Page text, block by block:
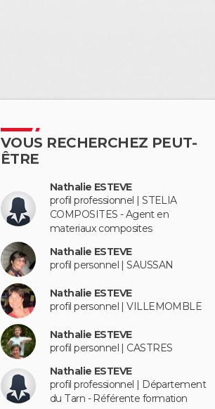
VOUS RECHERCHEZ PEUT-
ÊTRE
Nathalie ESTEVE
profil professionnel | STELIA
COMPOSITES - Agent en
materiaux composites
Nathalie ESTEVE
profil personnel | SAUSSAN
Nathalie ESTEVE
profil personnel | VILLEMOMBLE
Nathalie ESTEVE
profil personnel | CASTRES
Nathalie ESTEVE
profil professionnel | Département
du Tarn - Référente formation